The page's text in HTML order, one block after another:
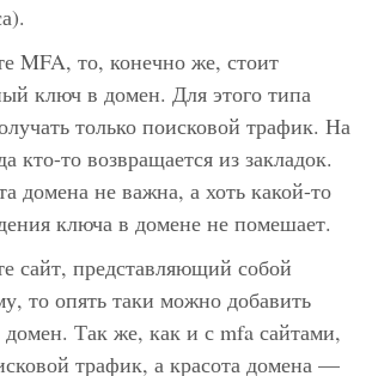
MFA, то, конечно же, стоит
ключ в домен. Для этого типа
только поисковой трафик. На
кто-то возвращается из закладок.
домена не важна, а хоть какой-то
ключа в домене не помешает.
сайт, представляющий собой
то опять таки можно добавить
Так же, как и с mfa сайтами,
трафик, а красота домена —